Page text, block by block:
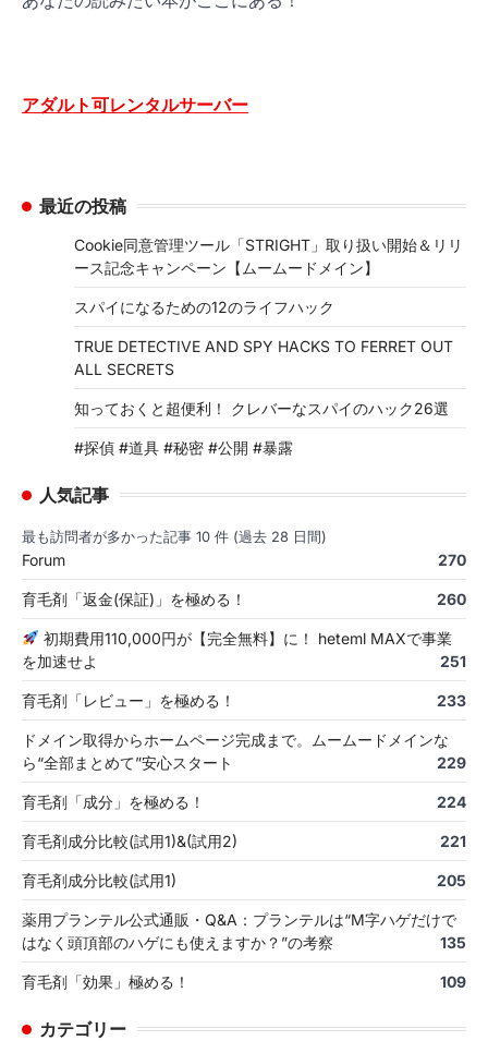
アダルト可レンタルサーバー
最近の投稿
Cookie同意管理ツール「STRIGHT」取り扱い開始＆リリ
ース記念キャンペーン【ムームードメイン】
スパイになるための12のライフハック
TRUE DETECTIVE AND SPY HACKS TO FERRET OUT
ALL SECRETS
知っておくと超便利！ クレバーなスパイのハック26選
#探偵 #道具 #秘密 #公開 #暴露
人気記事
最も訪問者が多かった記事 10 件 (過去 28 日間)
Forum 270
育毛剤「返金(保証)」を極める！ 260
初期費用110,000円が【完全無料】に！ heteml MAXで事業
を加速せよ
251
育毛剤「レビュー」を極める！ 233
ドメイン取得からホームページ完成まで。ムームードメインな
ら“全部まとめて”安心スタート
229
育毛剤「成分」を極める！ 224
育毛剤成分比較(試用1)&(試用2) 221
育毛剤成分比較(試用1) 205
薬用プランテル公式通販・Q&A：プランテルは“M字ハゲだけで
はなく頭頂部のハゲにも使えますか？”の考察
135
育毛剤「効果」極める！ 109
カテゴリー